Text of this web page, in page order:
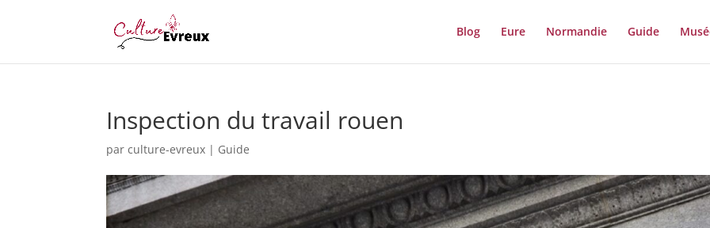
Blog Eure Normandie Guide
Inspection du travail rouen
parculture-evreux | Guide